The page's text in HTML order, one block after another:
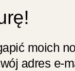
moich
adres e-